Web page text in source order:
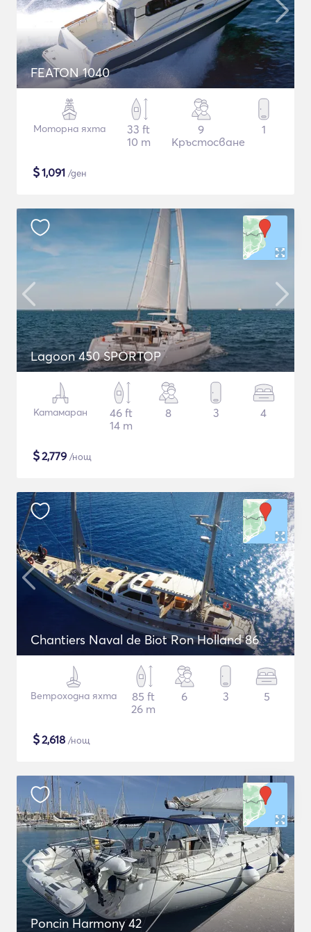
FEATON 1040
Моторна яхта
33 ft
10 m
9
Кръстосване
1
$1,091 /ден
Lagoon 450 SPORTOP
Катамаран
46 ft
14 m
8 3 4
$2,779 /нощ
Chantiers Naval de Biot Ron Holland 86
Ветроходна яхта
85 ft
26 m
6 3 5
$2,618 /нощ
Poncin Harmony 42